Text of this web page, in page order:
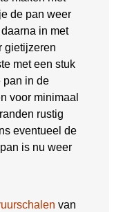
de pan weer
in met
gietijzeren
met een stuk
pan in de
voor minimaal
rustig
eventueel de
is nu weer
van